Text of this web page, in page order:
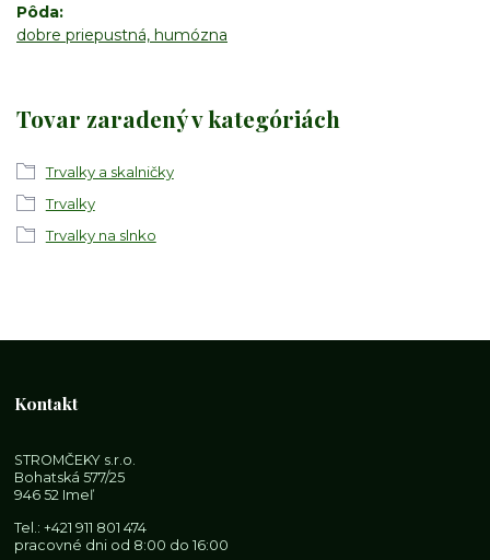
Pôda
dobre priepustná, humózna
Tovar zaradený v kategóriách
Trvalky a skalničky
Trvalky
Trvalky na slnko
Kontakt
STROMČEKY s.r.o.
Bohatská 577/25
946 52 Imeľ
Tel.:+421 911 801 474
pracovné dni od 8:00 do 16:00